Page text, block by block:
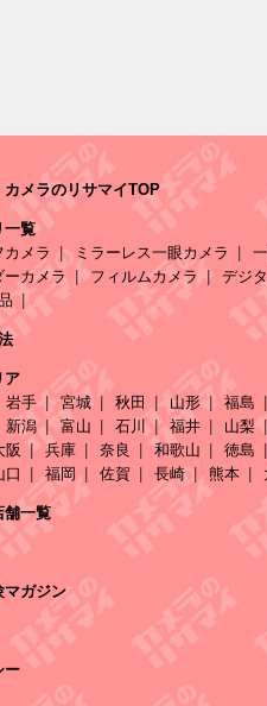
メラのリサマイTOP
一覧
メラ
ミラーレス一眼カメラ
ーカメラ
フィルムカメラ デジ
ア
岩手 宮城 秋田 山形 福島
新潟 富山 石川 福井 山梨
阪 兵庫 奈良 和歌山 徳島
口 福岡 佐賀 長崎 熊本
舗一覧
マガジン
ー